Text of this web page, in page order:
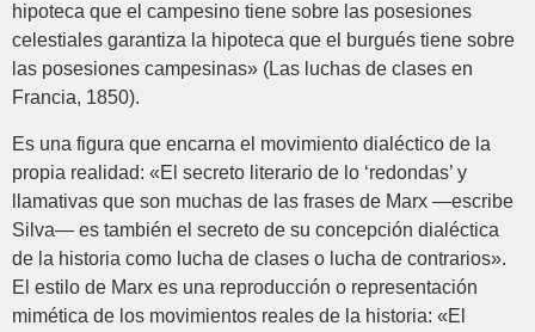
hipoteca que el campesino tiene sobre las posesiones
celestiales garantiza la hipoteca que el burgués tiene sobre
las posesiones campesinas» (Las luchas de clases en
Francia, 1850).
Es una figura que encarna el movimiento dialéctico de la
propia realidad: «El secreto literario de lo ‘redondas’ y
llamativas que son muchas de las frases de Marx —escribe
Silva— es también el secreto de su concepción dialéctica
de la historia como lucha de clases o lucha de contrarios».
El estilo de Marx es una reproducción o representación
mimética de los movimientos reales de la historia: «El